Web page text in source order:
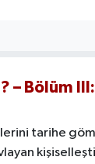
– Bölüm
tarihe